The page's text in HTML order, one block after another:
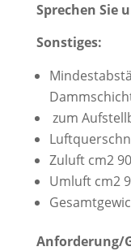
Sprechen Sie
Sonstiges:
zum
Zuluft cm2
Umluft cm2
Anforderung/